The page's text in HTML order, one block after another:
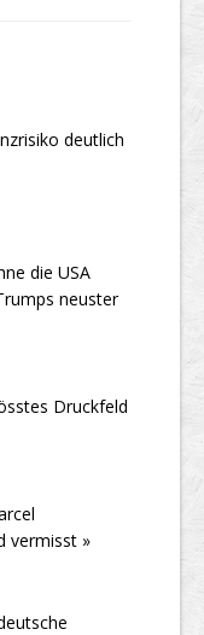
deutlich
die USA
neuster
Druckfeld
vermisst »